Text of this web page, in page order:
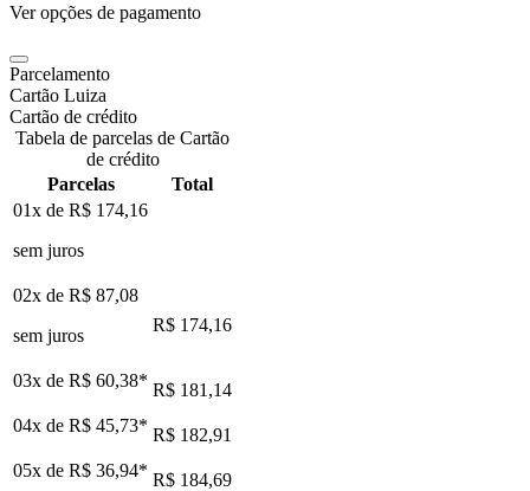
Ver opções de pagamento
Parcelamento
Cartão Luiza
Cartão de crédito
Tabela de parcelas de Cartão
de crédito
Parcelas
Total
01x de R$ 174,16
sem juros
02x de R$ 87,08
sem juros
R$ 174,16
03x de R$ 60,38* R$ 181,14
04x de R$ 45,73* R$ 182,91
05x de R$ 36,94* R$ 184,69